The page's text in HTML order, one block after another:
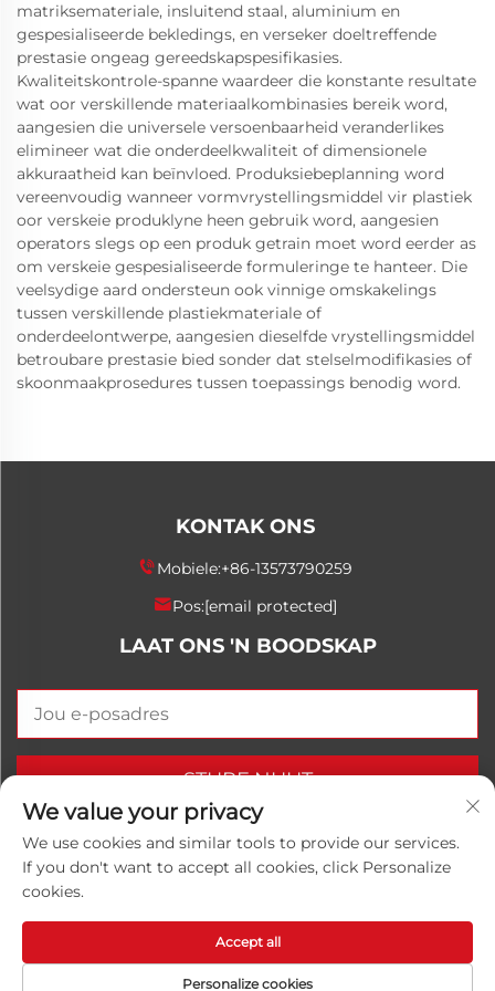
matriksemateriale, insluitend staal, aluminium en
gespesialiseerde bekledings, en verseker doeltreffende
prestasie ongeag gereedskapspesifikasies.
Kwaliteitskontrole-spanne waardeer die konstante resultate
wat oor verskillende materiaalkombinasies bereik word,
aangesien die universele versoenbaarheid veranderlikes
elimineer wat die onderdeelkwaliteit of dimensionele
akkuraatheid kan beïnvloed. Produksiebeplanning word
vereenvoudig wanneer vormvrystellingsmiddel vir plastiek
oor verskeie produklyne heen gebruik word, aangesien
operators slegs op een produk getrain moet word eerder as
om verskeie gespesialiseerde formuleringe te hanteer. Die
veelsydige aard ondersteun ook vinnige omskakelings
tussen verskillende plastiekmateriale of
onderdeelontwerpe, aangesien dieselfde vrystellingsmiddel
betroubare prestasie bied sonder dat stelselmodifikasies of
skoonmaakprosedures tussen toepassings benodig word.
KONTAK ONS
Mobiele:+86-13573790259
Pos:[email protected]
LAAT ONS 'N BOODSKAP
STURF NUUT
Kopiereg © 2025 China Shandong Luwanhong
Privaatheidsbeleid
We value your privacy
We use cookies and similar tools to provide our services.
If you don't want to accept all cookies, click Personalize
cookies.
Personalize cookies
Accept all